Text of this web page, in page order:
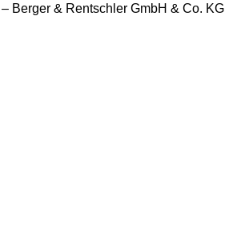
Berger & Rentschler GmbH & Co. KG